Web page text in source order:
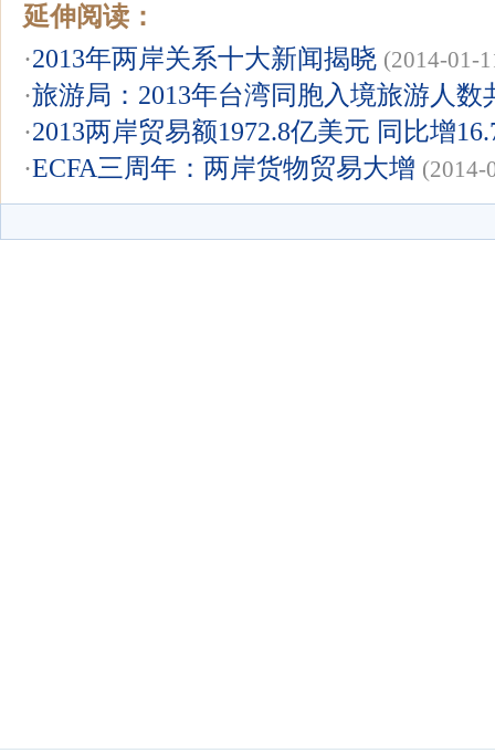
延伸阅读：
·2013年两岸关系十大新闻揭晓 (2014-01-
·旅游局：2013年台湾同胞入境旅游人数
·2013两岸贸易额1972.8亿美元 同比增
·ECFA三周年：两岸货物贸易大增 (2014-